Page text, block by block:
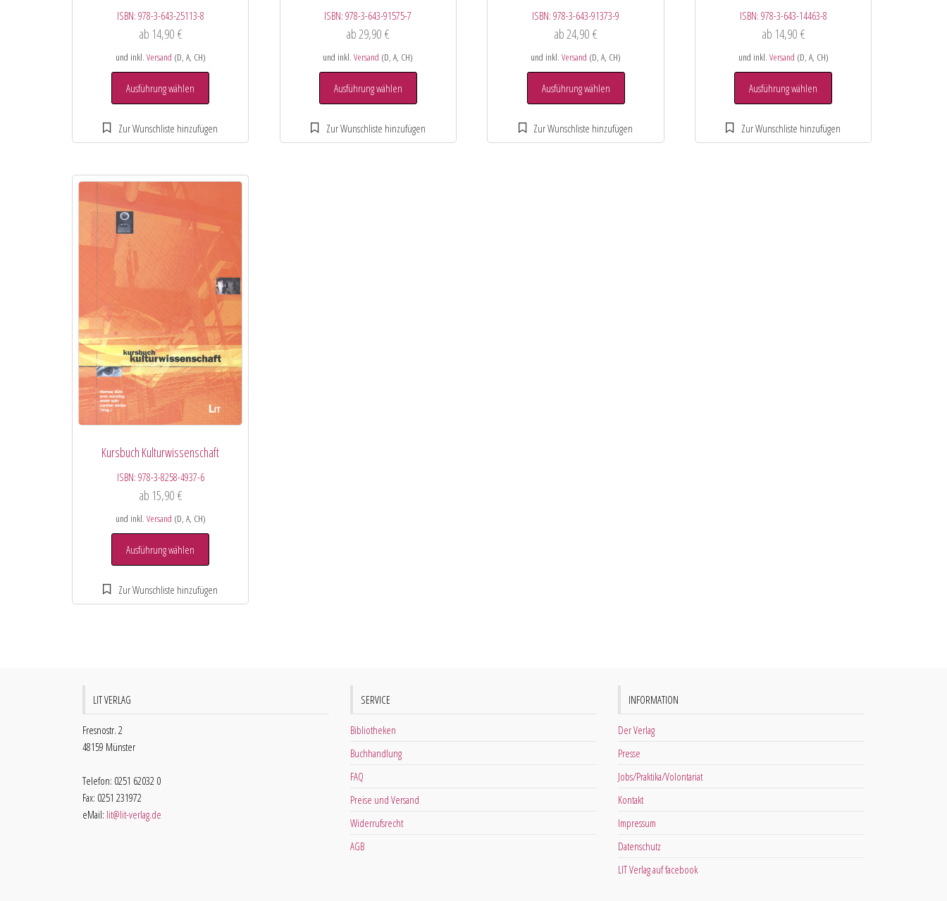
ISBN: 978-3-643-25113-8
ab 14,90 €
und inkl. Versand (D, A, CH)
Ausführung wählen
ISBN:978-3-643-91575-7
ab 29,90€
und inkl.Versand (D, A, CH)
Ausführung wählen
ISBN:978-3-643-91373-9
ab 24,90€
und inkl.Versand (D, A, CH)
Ausführung wählen
ISBN: 978-3-643-14463-8
ab 14,90 €
und inkl. Versand (D, A, CH)
Ausführung wählen
Kursbuch Kulturwissenschaft
ISBN: 978-3-8258-4937-6
ab 15,90 €
und inkl. Versand (D, A, CH)
Ausführung wählen
LIT VERLAG
Fresnostr. 2
48159 Münster
Telefon: 0251 62032 0
Fax: 0251 231972
eMail: lit@lit-verlag.de
SERVICE
Bibliotheken
Buchhandlung
FAQ
Preise und Versand
Widerrufsrecht
AGB
INFORMATION
Der Verlag
Presse
Jobs/Praktika/Volontariat
Kontakt
Impressum
Datenschutz
LIT Verlag auf facebook